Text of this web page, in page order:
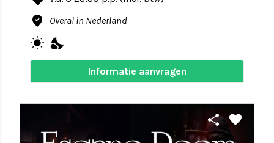
where_to_vote Overal in Nederland
wb_sunny nights_stay
Informatie aanvragen
share favorite